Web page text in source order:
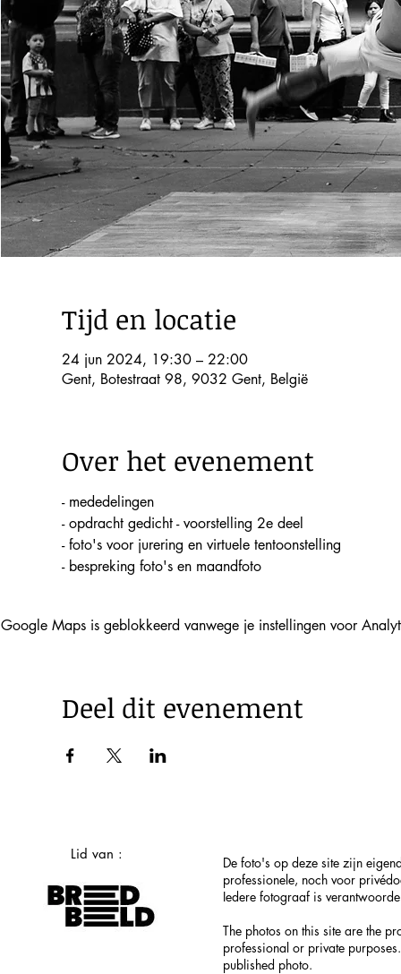
Tijd en locatie
24 jun 2024, 19:30 – 22:00
Gent, Botestraat 98, 9032 Gent, België
Over het evenement
- mededelingen
- opdracht gedicht - voorstelling 2e deel
- foto's voor jurering en virtuele tentoonstelling
- bespreking foto's en maandfoto
Google Maps is geblokkeerd vanwege je instellingen voor
Deel dit evenement
Lid van :
De foto's op deze site zijn
professionele, noch voor
Iedere fotograaf is
The photos on this site are the
professional or private
published photo.